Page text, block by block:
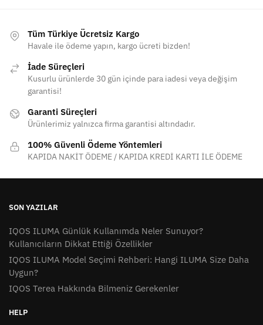
Tüm Türkiye Ücretsiz Kargo
Havale ile ödeme yapın, kargo ücreti bizden!
İade Süreçleri
Kusurlu ürünlerde 30 gün içinde para iadesi veya değişim
garantisi!
Garanti Süreçleri
Ürünlerimiz yalnızca firma garantisi altındadır.
100% Güvenli Ödeme Yöntemleri
KAPIDA NAKİT ÖDEME / KAPIDA KREDİ KARTI İLE ÖDEME
SON YAZILAR
IQOS ILUMA Günlük Kullanımda Neler Sunuyor?
Kullanıcıların Dikkat Ettiği Özellikler
IQOS ILUMA Model Seçimi Rehberi: Hangi ILUMA Size Daha
Uygun?
IQOS Terea Hakkında Bilmeniz Gerekenler
HELP